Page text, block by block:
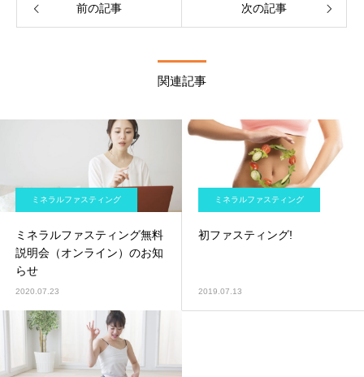
前の記事 次の記事
関連記事
ミネラルファスティング
ミネラルファスティング無料
説明会（オンライン）のお知
らせ
2020.07.23
ミネラルファスティング
初ファスティング!
2019.07.13